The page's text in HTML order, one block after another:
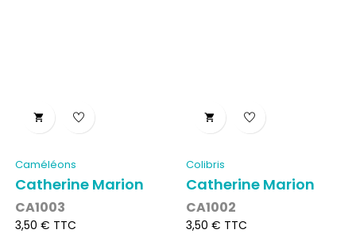

Caméléons
Catherine Marion
CA1003
Prix
3,50 € TTC

Colibris
Catherine Marion
CA1002
Prix
3,50 € TTC